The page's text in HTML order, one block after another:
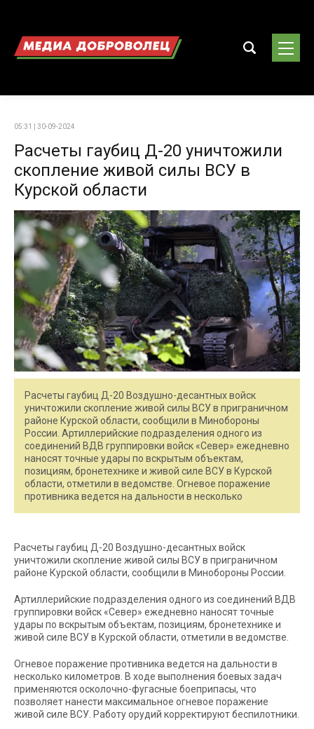
05:31 | 30-09-2024
Расчеты гаубиц Д-20 уничтожили
скопление живой силы ВСУ в
Курской области
Расчеты гаубиц Д-20 Воздушно-десантных войск
уничтожили скопление живой силы ВСУ в приграничном
районе Курской области, сообщили в Минобороны
России. Артиллерийские подразделения одного из
соединений ВДВ группировки войск «Север» ежедневно
наносят точные удары по вскрытым объектам,
позициям, бронетехнике и живой силе ВСУ в Курской
области, отметили в ведомстве. Огневое поражение
противника ведется на дальности в несколько
Расчеты гаубиц Д-20 Воздушно-десантных войск
уничтожили скопление живой силы ВСУ в приграничном
районе Курской области, сообщили в Минобороны России.
Артиллерийские подразделения одного из соединений ВДВ
группировки войск «Север» ежедневно наносят точные
удары по вскрытым объектам, позициям, бронетехнике и
живой силе ВСУ в Курской области, отметили в ведомстве.
Огневое поражение противника ведется на дальности в
несколько километров. В ходе выполнения боевых задач
применяются осколочно-фугасные боеприпасы, что
позволяет нанести максимальное огневое поражение
живой силе ВСУ. Работу орудий корректируют беспилотники.